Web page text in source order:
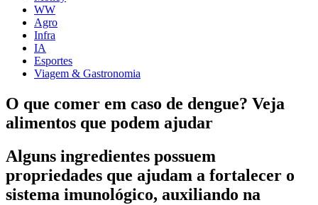
WW
Agro
Infra
IA
Esportes
Viagem & Gastronomia
O que comer em caso de dengue? Veja
alimentos que podem ajudar
Alguns ingredientes possuem
propriedades que ajudam a fortalecer o
sistema imunológico, auxiliando na